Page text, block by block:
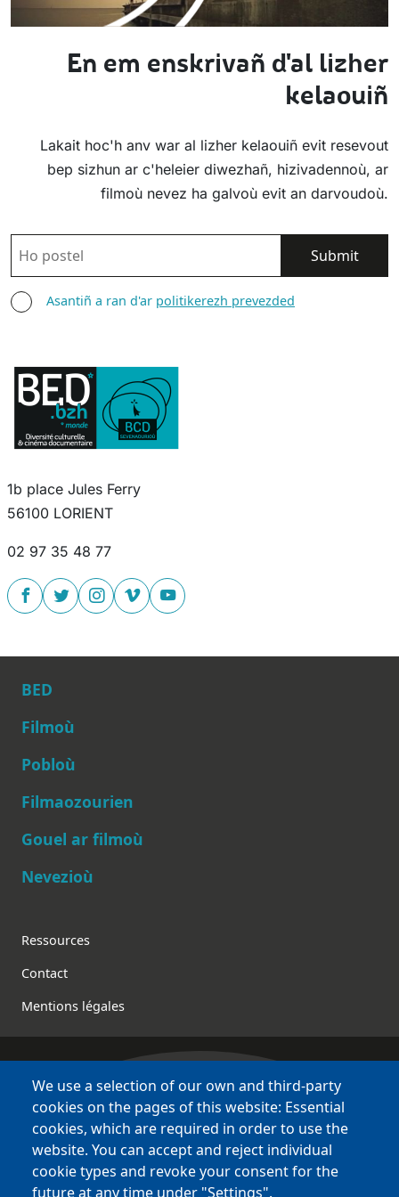
En em enskrivañ d'al lizher
kelaouiñ
Lakait hoc'h anv war al lizher kelaouiñ evit resevout
bep sizhun ar c'heleier diwezhañ, hizivadennoù, ar
filmoù nevez ha galvoù evit an darvoudoù.
POSTEL
ASANTIÑAsantiñ a ran d'ar politikerezh prevezded
1b place Jules Ferry
56100 LORIENT
02 97 35 48 77
Main navigation
BED
Filmoù
Pobloù
Filmaozourien
Gouel ar filmoù
Nevezioù
Footer
Ressources
Contact
Mentions légales
Bretagne Culture Diversité
des sites variés !
Sites
BCD
Bazhvalan
We use a selection of our own and third-party
cookies on the pages of this website: Essential
cookies, which are required in order to use the
website. You can accept and reject individual
cookie types and revoke your consent for the
future at any time under "Settings".